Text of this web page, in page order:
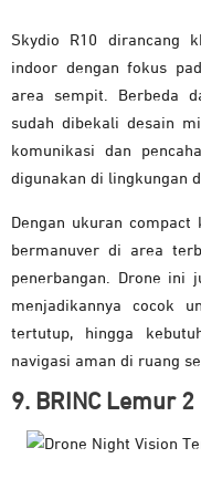
Skydio R10 dirancang
indoor dengan fokus
area sempit. Berbeda
sudah dibekali desain
komunikasi dan
digunakan di lingkungan
Dengan ukuran
bermanuver di area
penerbangan. Drone ini
menjadikannya cocok
tertutup, hingga
navigasi aman di ruang
9. BRINC Lemur 2